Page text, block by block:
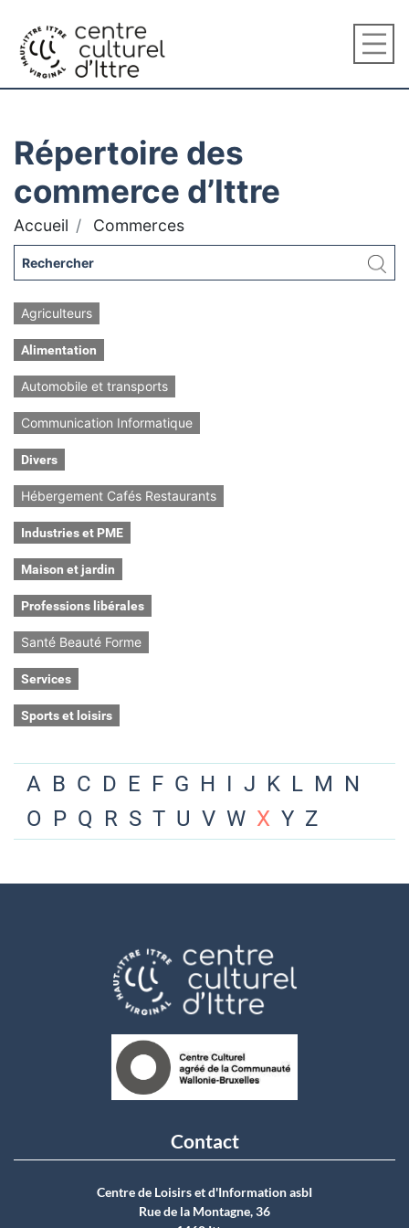
Répertoire des
commerce d’Ittre
Accueil Commerces
Agriculteurs
Alimentation
Automobile et transports
Communication Informatique
Divers
Hébergement Cafés Restaurants
Industries et PME
Maison et jardin
Professions libérales
Santé Beauté Forme
Services
Sports et loisirs
A B C D E F G H I J K L M N
O P Q R S T U V W X Y Z
Contact
Centre de Loisirs et d'Information asbI
Rue de la Montagne, 36